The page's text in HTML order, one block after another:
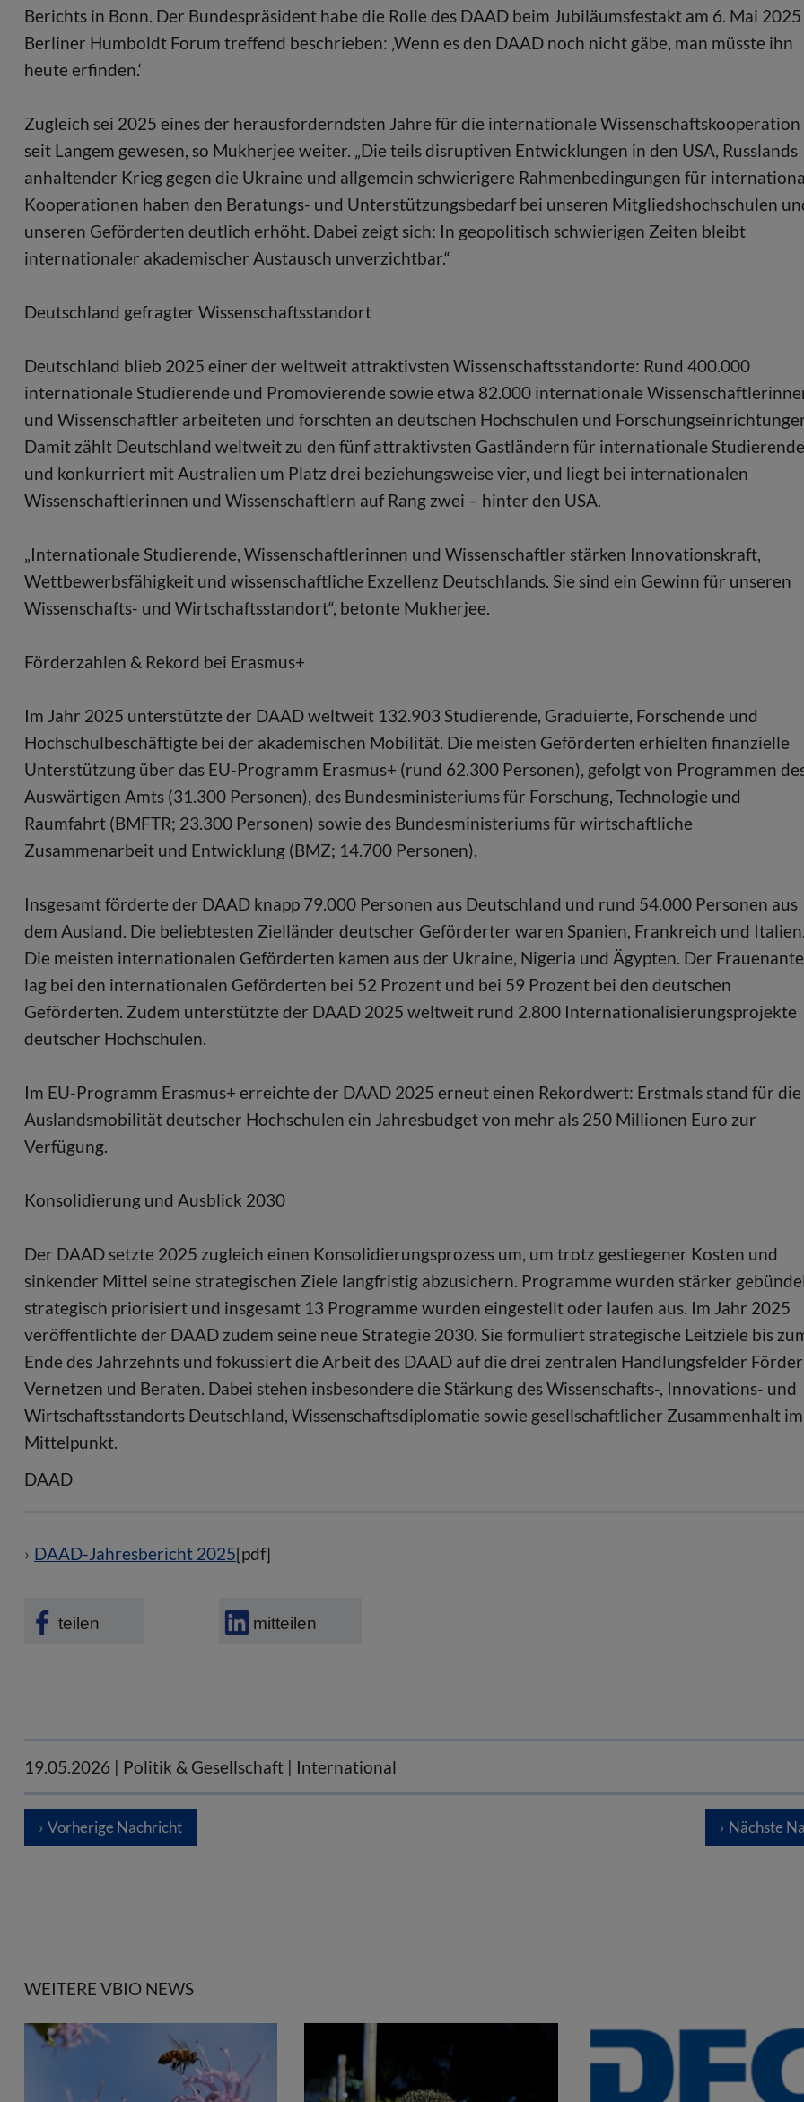
Berichts in Bonn. Der Bundespräsident habe die Rolle des DAAD beim Jubiläumsfestakt am 6. Mai
Berliner Humboldt Forum treffend beschrieben: ‚Wenn es den DAAD noch nicht gäbe, man müsste ihn
heute erfinden.‘
Zugleich sei 2025 eines der herausforderndsten Jahre für die internationale Wissenschaftskooperation
seit Langem gewesen, so Mukherjee weiter. „Die teils disruptiven Entwicklungen in den USA, Russlands
anhaltender Krieg gegen die Ukraine und allgemein schwierigere Rahmenbedingungen für
Kooperationen haben den Beratungs- und Unterstützungsbedarf bei unseren Mitgliedshochschulen
unseren Geförderten deutlich erhöht. Dabei zeigt sich: In geopolitisch schwierigen Zeiten bleibt
internationaler akademischer Austausch unverzichtbar.“
Deutschland gefragter Wissenschaftsstandort
Deutschland blieb 2025 einer der weltweit attraktivsten Wissenschaftsstandorte: Rund 400.000
internationale Studierende und Promovierende sowie etwa 82.000 internationale
und Wissenschaftler arbeiteten und forschten an deutschen Hochschulen und
Damit zählt Deutschland weltweit zu den fünf attraktivsten Gastländern für internationale Studierende
und konkurriert mit Australien um Platz drei beziehungsweise vier, und liegt bei internationalen
Wissenschaftlerinnen und Wissenschaftlern auf Rang zwei – hinter den USA.
„Internationale Studierende, Wissenschaftlerinnen und Wissenschaftler stärken Innovationskraft,
Wettbewerbsfähigkeit und wissenschaftliche Exzellenz Deutschlands. Sie sind ein Gewinn für unseren
Wissenschafts- und Wirtschaftsstandort“, betonte Mukherjee.
Förderzahlen & Rekord bei Erasmus+
Im Jahr 2025 unterstützte der DAAD weltweit 132.903 Studierende, Graduierte, Forschende und
Hochschulbeschäftigte bei der akademischen Mobilität. Die meisten Geförderten erhielten finanzielle
Unterstützung über das EU-Programm Erasmus+ (rund 62.300 Personen), gefolgt von Programmen
Auswärtigen Amts (31.300 Personen), des Bundesministeriums für Forschung, Technologie und
Raumfahrt (BMFTR; 23.300 Personen) sowie des Bundesministeriums für wirtschaftliche
Zusammenarbeit und Entwicklung (BMZ; 14.700 Personen).
Insgesamt förderte der DAAD knapp 79.000 Personen aus Deutschland und rund 54.000 Personen aus
dem Ausland. Die beliebtesten Zielländer deutscher Geförderter waren Spanien, Frankreich und
Die meisten internationalen Geförderten kamen aus der Ukraine, Nigeria und Ägypten. Der
lag bei den internationalen Geförderten bei 52 Prozent und bei 59 Prozent bei den deutschen
Geförderten. Zudem unterstützte der DAAD 2025 weltweit rund 2.800 Internationalisierungsprojekte
deutscher Hochschulen.
Im EU-Programm Erasmus+ erreichte der DAAD 2025 erneut einen Rekordwert: Erstmals stand für die
Auslandsmobilität deutscher Hochschulen ein Jahresbudget von mehr als 250 Millionen Euro zur
Verfügung.
Konsolidierung und Ausblick 2030
Der DAAD setzte 2025 zugleich einen Konsolidierungsprozess um, um trotz gestiegener Kosten und
sinkender Mittel seine strategischen Ziele langfristig abzusichern. Programme wurden stärker
strategisch priorisiert und insgesamt 13 Programme wurden eingestellt oder laufen aus. Im Jahr 2025
veröffentlichte der DAAD zudem seine neue Strategie 2030. Sie formuliert strategische Leitziele bis
Ende des Jahrzehnts und fokussiert die Arbeit des DAAD auf die drei zentralen Handlungsfelder
Vernetzen und Beraten. Dabei stehen insbesondere die Stärkung des Wissenschafts-, Innovations- und
Wirtschaftsstandorts Deutschland, Wissenschaftsdiplomatie sowie gesellschaftlicher Zusammenhalt im
Mittelpunkt.
DAAD
DAAD-Jahresbericht 2025[pdf]
teilen mitteilen
19.05.2026 | Politik & Gesellschaft | International
Vorherige Nachricht Nächste
WEITERE VBIO NEWS